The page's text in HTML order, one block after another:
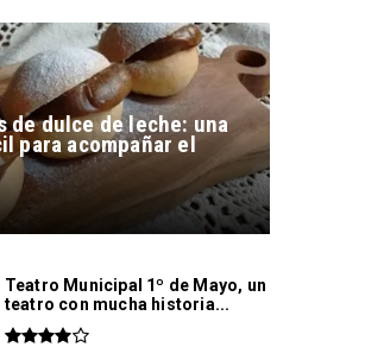
de dulce de leche: una
para acompañar el
Teatro Municipal 1º de Mayo, un
teatro con mucha historia...